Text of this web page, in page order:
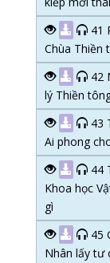
41
Chùa Thiền
42
lý Thiền
43
Ai phong
44
Khoa học
gì
45
Nhân lấy tư